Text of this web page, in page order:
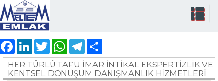
FacebookLinkedInTwitter WhatsAppTelegram
HER TÜRLÜ TAPU İMAR İNTİKAL EKSPERTİZLİK VE
KENTSEL DÖNÜŞÜM DANIŞMANLIK HİZMETLERİ